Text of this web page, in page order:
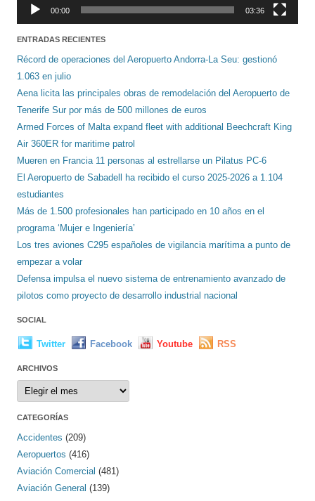
00:00 03:36
ENTRADAS RECIENTES
Récord de operaciones del Aeropuerto Andorra-La Seu: gestionó
1.063 en julio
Aena licita las principales obras de remodelación del Aeropuerto de
Tenerife Sur por más de 500 millones de euros
Armed Forces of Malta expand fleet with additional Beechcraft King
Air 360ER for maritime patrol
Mueren en Francia 11 personas al estrellarse un Pilatus PC-6
El Aeropuerto de Sabadell ha recibido el curso 2025-2026 a 1.104
estudiantes
Más de 1.500 profesionales han participado en 10 años en el
programa ‘Mujer e Ingeniería’
Los tres aviones C295 españoles de vigilancia marítima a punto de
empezar a volar
Defensa impulsa el nuevo sistema de entrenamiento avanzado de
pilotos como proyecto de desarrollo industrial nacional
SOCIAL
Twitter Facebook Youtube RSS
ARCHIVOS
Archivos
CATEGORÍAS
Accidentes (209)
Aeropuertos (416)
Aviación Comercial (481)
Aviación General (139)